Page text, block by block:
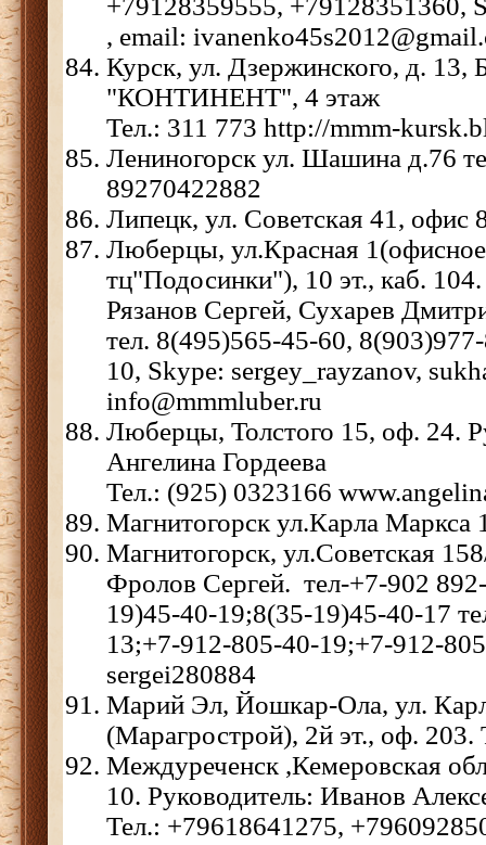
+79128359555, +79128351360,
, email:
Курск, ул. Дзержинского, д. 13,
"КОНТИНЕНТ", 4 этаж
Тел.: 311 773 http://mmm-
Лениногорск ул. Шашина д.76
89270422882
Липецк, ул. Советская 41, офис
Люберцы, ул.Красная 1(офисное
тц"Подосинки"), 10 эт., каб.
Рязанов Сергей, Сухарев
тел. 8(495)565-45-60,
10, Skype: sergey_rayzanov,
info@mmmluber.ru
Люберцы, Толстого 15, оф. 24.
Ангелина Гордеева
Тел.: (925) 0323166
Магнитогорск ул.Карла
Магнитогорск, ул.Советская
Фролов Сергей. тел-+7-902
19)45-40-19;8(35-19)45-40-17
13;+7-912-805-40-19;+7-912-
sergei280884
Марий Эл, Йошкар-Ола, ул.
(Марагрострой), 2й эт., оф. 203.
Междуреченск ,Кемеровская
10. Руководитель: Иванов
Тел.: +79618641275,